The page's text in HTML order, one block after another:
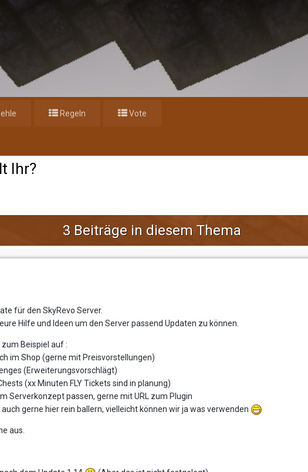
Regeln Vote
Ihr?
3 Beiträge in diesem Thema
für den SkyRevo Server.
Hilfe und Ideen um den Server passend Updaten zu können.
Beispiel auf :
im Shop (gerne mit Preisvorstellungen)
(Erweiterungsvorschlägt)
(xx Minuten FLY Tickets sind in planung)
Serverkonzept passen, gerne mit URL zum Plugin
gerne hier rein ballern, vielleicht können wir ja was verwenden
aus.